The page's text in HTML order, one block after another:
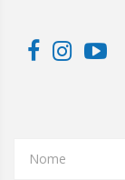
Nome